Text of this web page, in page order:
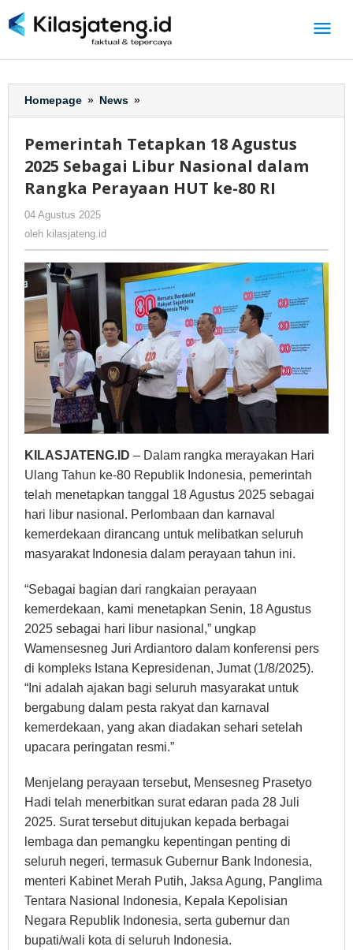
ke
Homepage » News »
Tetapkan
Agustus
2025
Sebagai
Rangka
Perayaan
HUT
ke-
80
RI
Pemerintah Tetapkan 18 Agustus
2025 Sebagai Libur Nasional dalam
Rangka Perayaan HUT ke-80 RI
04 Agustus 2025
oleh kilasjateng.id
KILASJATENG.ID – Dalam rangka merayakan Hari
Ulang Tahun ke-80 Republik Indonesia, pemerintah
telah menetapkan tanggal 18 Agustus 2025 sebagai
hari libur nasional. Perlombaan dan karnaval
kemerdekaan dirancang untuk melibatkan seluruh
masyarakat Indonesia dalam perayaan tahun ini.
“Sebagai bagian dari rangkaian perayaan
kemerdekaan, kami menetapkan Senin, 18 Agustus
2025 sebagai hari libur nasional,” ungkap
Wamensesneg Juri Ardiantoro dalam konferensi pers
di kompleks Istana Kepresidenan, Jumat (1/8/2025).
“Ini adalah ajakan bagi seluruh masyarakat untuk
bergabung dalam pesta rakyat dan karnaval
kemerdekaan, yang akan diadakan sehari setelah
upacara peringatan resmi.”
Menjelang perayaan tersebut, Mensesneg Prasetyo
Hadi telah menerbitkan surat edaran pada 28 Juli
2025. Surat tersebut ditujukan kepada berbagai
lembaga dan pemangku kepentingan penting di
seluruh negeri, termasuk Gubernur Bank Indonesia,
menteri Kabinet Merah Putih, Jaksa Agung, Panglima
Tentara Nasional Indonesia, Kepala Kepolisian
Negara Republik Indonesia, serta gubernur dan
bupati/wali kota di seluruh Indonesia.